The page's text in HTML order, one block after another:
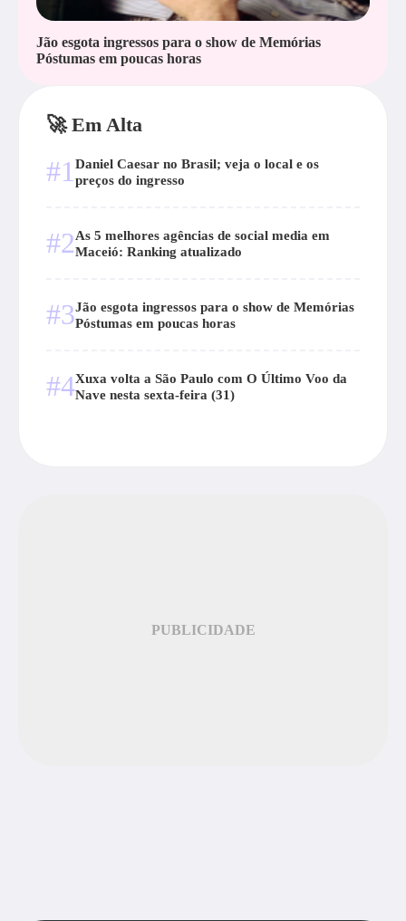
Jão esgota ingressos para o show de Memórias
Póstumas em poucas horas
🚀 Em Alta
#1 Daniel Caesar no Brasil; veja o local e os
preços do ingresso
#2As 5 melhores agências de social media em
Maceió: Ranking atualizado
#3Jão esgota ingressos para o show de Memórias
Póstumas em poucas horas
#4Xuxa volta a São Paulo com O Último Voo da
Nave nesta sexta-feira (31)
PUBLICIDADE